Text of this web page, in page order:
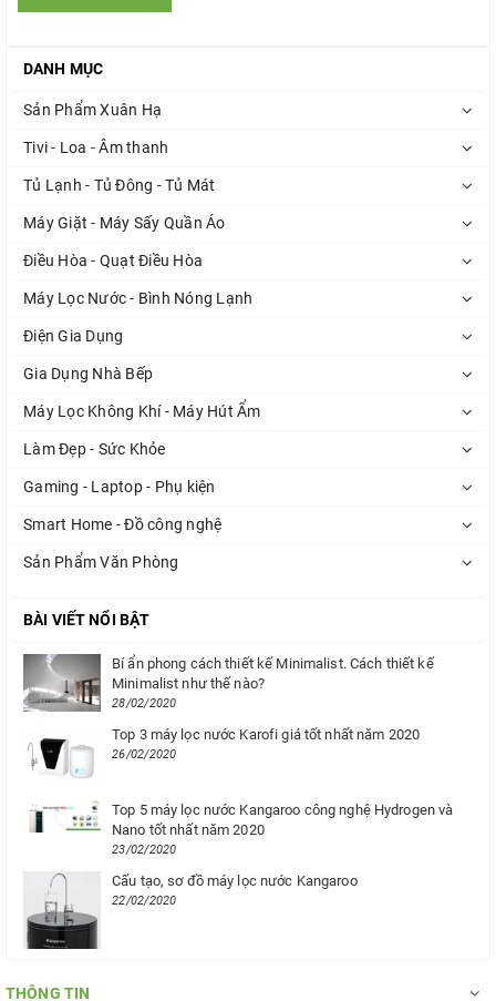
DANH MỤC
Sản Phẩm Xuân Hạ
Tivi - Loa - Âm thanh
Tủ Lạnh - Tủ Đông - Tủ Mát
Máy Giặt - Máy Sấy Quần Áo
Điều Hòa - Quạt Điều Hòa
Máy Lọc Nước - Bình Nóng Lạnh
Điện Gia Dụng
Gia Dụng Nhà Bếp
Máy Lọc Không Khí - Máy Hút Ẩm
Làm Đẹp - Sức Khỏe
Gaming - Laptop - Phụ kiện
Smart Home - Đồ công nghệ
Sản Phẩm Văn Phòng
BÀI VIẾT NỔI BẬT
Bí ẩn phong cách thiết kế Minimalist. Cách thiết kế
Minimalist như thế nào?
28/02/2020
Top 3 máy lọc nước Karofi giá tốt nhất năm 2020
26/02/2020
Top 5 máy lọc nước Kangaroo công nghệ Hydrogen và
Nano tốt nhất năm 2020
23/02/2020
Cấu tạo, sơ đồ máy lọc nước Kangaroo
22/02/2020
THÔNG TIN